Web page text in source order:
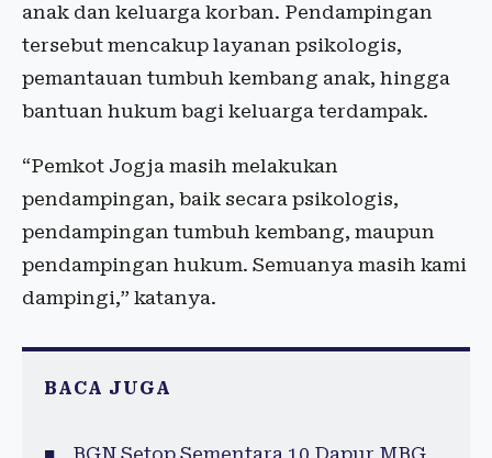
anak dan keluarga korban. Pendampingan
tersebut mencakup layanan psikologis,
pemantauan tumbuh kembang anak, hingga
bantuan hukum bagi keluarga terdampak.
“Pemkot Jogja masih melakukan
pendampingan, baik secara psikologis,
pendampingan tumbuh kembang, maupun
pendampingan hukum. Semuanya masih kami
dampingi,” katanya.
BACA JUGA
BGN Setop Sementara 10 Dapur MBG